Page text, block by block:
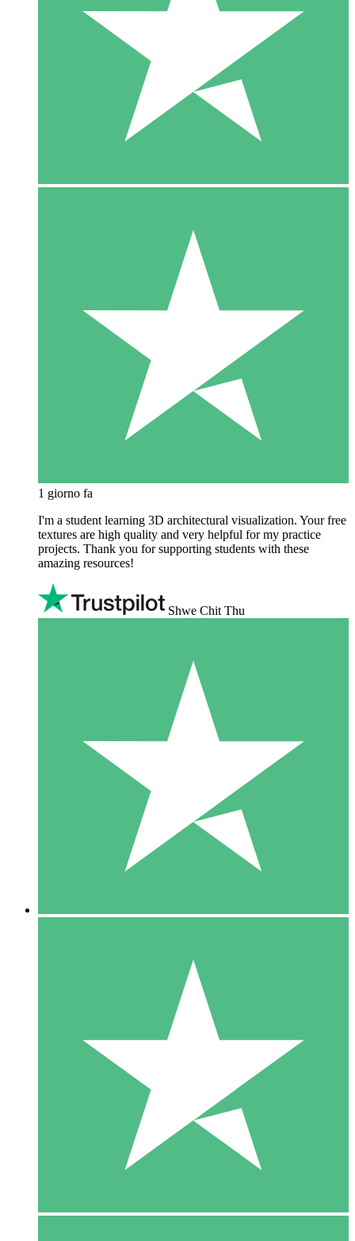
1 giorno fa
I'm a student learning 3D architectural visualization. Your free
textures are high quality and very helpful for my practice
projects. Thank you for supporting students with these
amazing resources!
Shwe Chit Thu